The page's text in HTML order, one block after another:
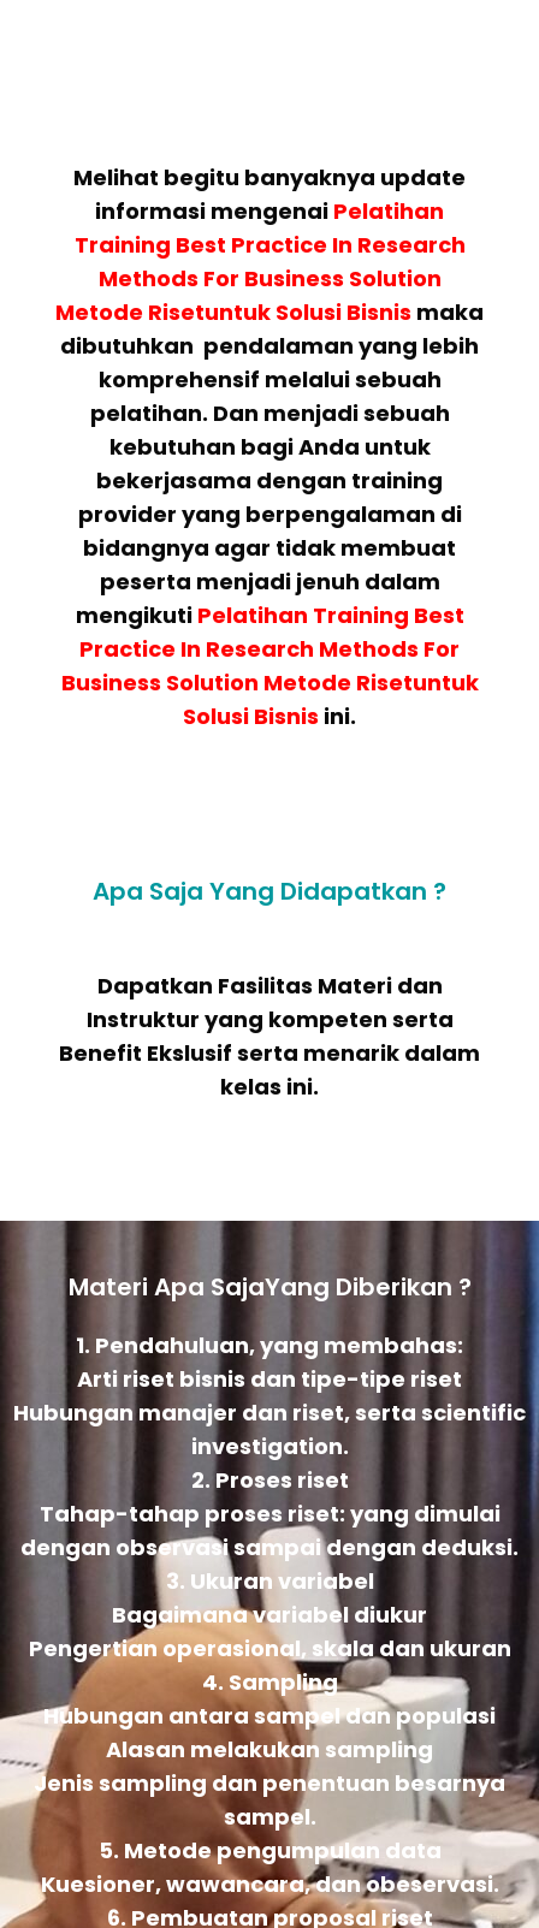
Melihat begitu banyaknya update
informasi mengenai Pelatihan
Training Best Practice In Research
Methods For Business Solution
Metode Risetuntuk Solusi Bisnis maka
dibutuhkan pendalaman yang lebih
komprehensif melalui sebuah
pelatihan. Dan menjadi sebuah
kebutuhan bagi Anda untuk
bekerjasama dengan training
provider yang berpengalaman di
bidangnya agar tidak membuat
peserta menjadi jenuh dalam
mengikuti Pelatihan Training Best
Practice In Research Methods For
Business Solution Metode Risetuntuk
Solusi Bisnis ini.
Apa Saja Yang Didapatkan ?
Dapatkan Fasilitas Materi dan
Instruktur yang kompeten serta
Benefit Ekslusif serta menarik dalam
kelas ini.
Materi Apa SajaYang Diberikan ?
1. Pendahuluan, yang membahas:
Arti riset bisnis dan tipe-tipe riset
Hubungan manajer dan riset, serta scientific
investigation.
2. Proses riset
Tahap-tahap proses riset: yang dimulai
dengan observasi sampai dengan deduksi.
3. Ukuran variabel
Bagaimana variabel diukur
Pengertian operasional, skala dan ukuran
4. Sampling
Hubungan antara sampel dan populasi
Alasan melakukan sampling
Jenis sampling dan penentuan besarnya
sampel.
5. Metode pengumpulan data
Kuesioner, wawancara, dan obeservasi.
6. Pembuatan proposal riset